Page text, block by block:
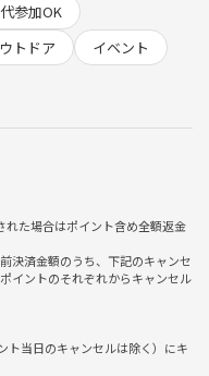
参加OK
トドア
イベント
れた場合はポイント含め全額返金
決済金額のうち、下記のキャンセ
イントのそれぞれからキャンセル
ト当日のキャンセルは除く）にキ